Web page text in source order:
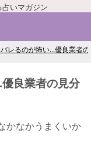
いマガジン
レるのが怖い...優良業者
良業者の見分
かなかうまくいか